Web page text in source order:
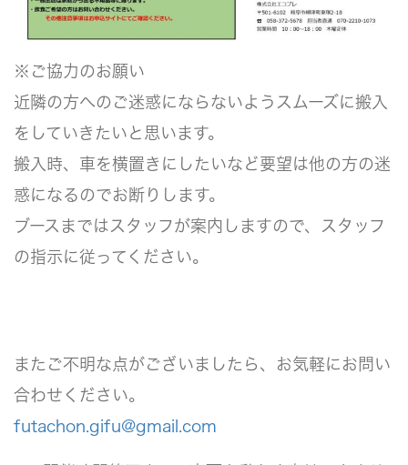
※ご協力のお願い
近隣の方へのご迷惑にならないようスムーズに搬入
をしていきたいと思います。
搬入時、車を横置きにしたいなど要望は他の方の迷
惑になるのでお断りします。
ブースまではスタッフが案内しますので、スタッフ
の指示に従ってください。
またご不明な点がございましたら、お気軽にお問い
合わせください。
futachon.gifu@gmail.com